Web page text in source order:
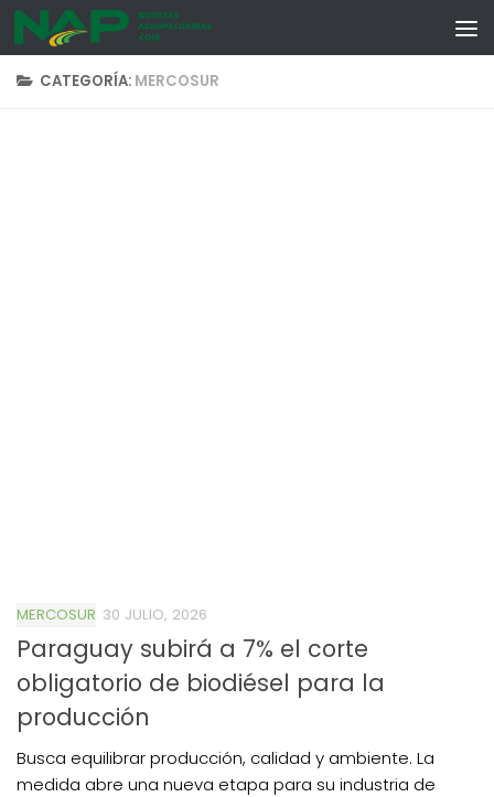
Skip to content
CATEGORÍA: MERCOSUR
MERCOSUR 30 JULIO, 2026
Paraguay subirá a 7% el corte
obligatorio de biodiésel para la
producción
Busca equilibrar producción, calidad y ambiente. La
medida abre una nueva etapa para su industria de